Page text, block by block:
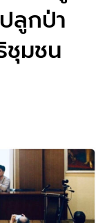
ลูกป่า
ชุมชน